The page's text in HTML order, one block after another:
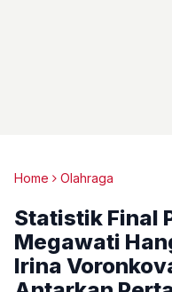
Home Olahraga
Statistik Final
Megawati
Irina